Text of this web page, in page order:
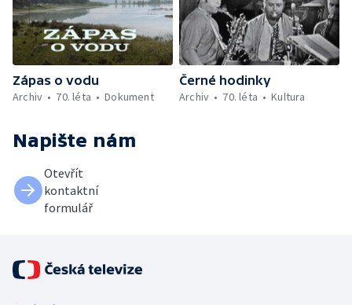
Zápas o vodu
Archiv
70. léta Dokument
Černé hodinky
Archiv
70. léta Kultura
Napište nám
Otevřít
kontaktní
formulář